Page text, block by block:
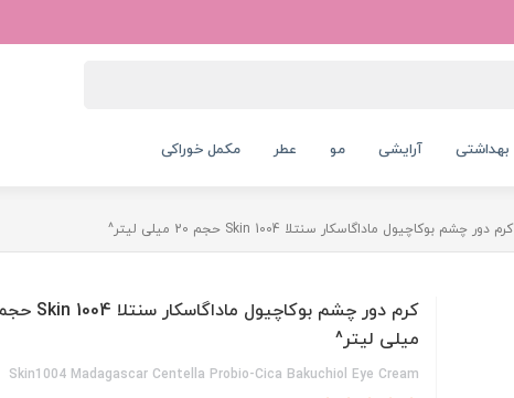
بهداشتی آرایشی مو عطر مکمل خوراکی
کرم دور چشم بوکاچیول ماداگاسکار سنتلا Skin 1004 حجم 20 میلی لیتر^
میلی لیتر^
Skin1004 Madagascar Centella Probio-Cica Bakuchiol Eye Cream